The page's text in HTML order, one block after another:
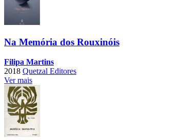
Na Memória dos Rouxinóis
Filipa Martins
2018 Quetzal Editores
Ver mais